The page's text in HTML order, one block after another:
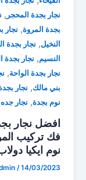
نجار بجدة المحجر ,
بجدة المروة, نجار
النخيل, نجار بجدة
النسيم, نجار بجدة
نجار بجدة الواحة,
بني مالك, نجار
نوم بجدة, نجار
نوم ايكيا
/14/03/2023